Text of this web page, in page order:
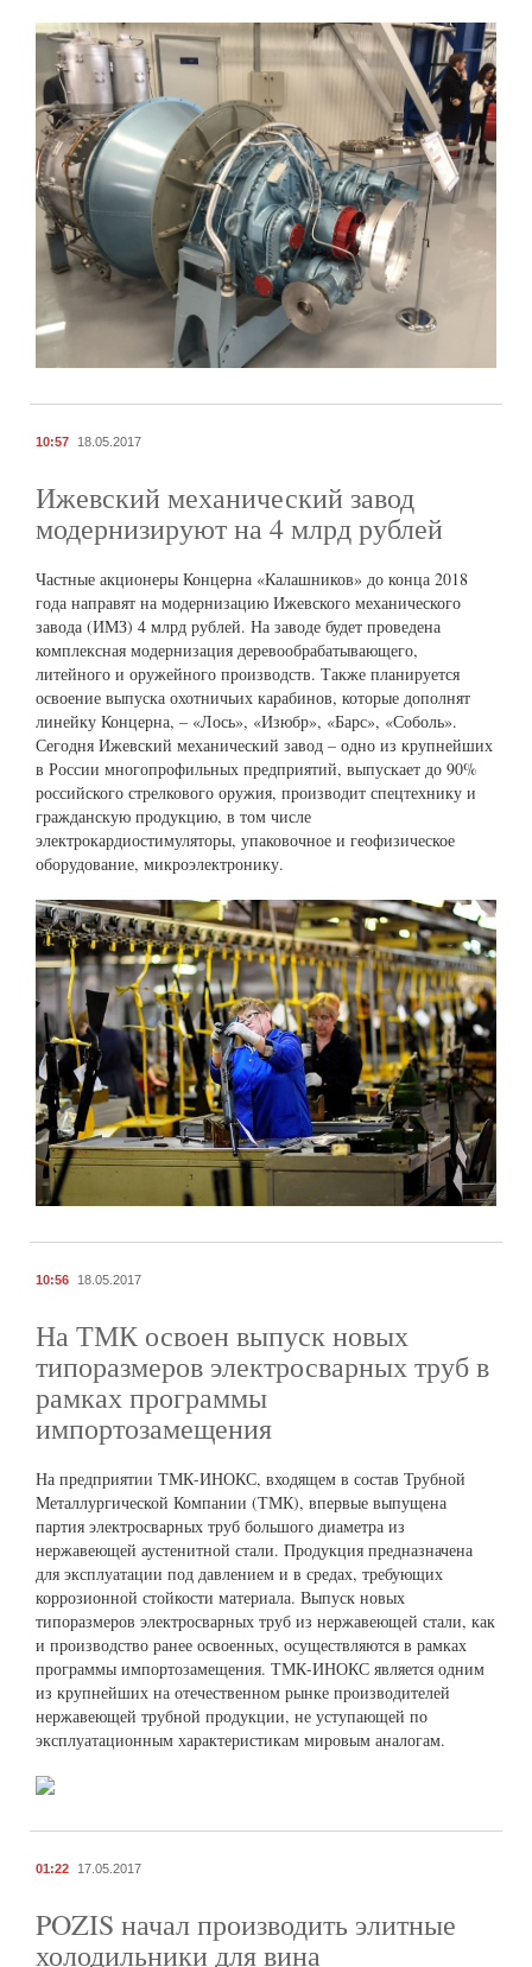
10:57 18.05.2017
Ижевский механический завод
модернизируют на 4 млрд рублей
Частные акционеры Концерна «Калашников» до конца 2018
года направят на модернизацию Ижевского механического
завода (ИМЗ) 4 млрд рублей. На заводе будет проведена
комплексная модернизация деревообрабатывающего,
литейного и оружейного производств. Также планируется
освоение выпуска охотничьих карабинов, которые дополнят
линейку Концерна, – «Лось», «Изюбр», «Барс», «Соболь».
Сегодня Ижевский механический завод – одно из крупнейших
в России многопрофильных предприятий, выпускает до 90%
российского стрелкового оружия, производит спецтехнику и
гражданскую продукцию, в том числе
электрокардиостимуляторы, упаковочное и геофизическое
оборудование, микроэлектронику.
10:56 18.05.2017
На ТМК освоен выпуск новых
типоразмеров электросварных труб в
рамках программы
импортозамещения
На предприятии ТМК-ИНОКС, входящем в состав Трубной
Металлургической Компании (ТМК), впервые выпущена
партия электросварных труб большого диаметра из
нержавеющей аустенитной стали. Продукция предназначена
для эксплуатации под давлением и в средах, требующих
коррозионной стойкости материала. Выпуск новых
типоразмеров электросварных труб из нержавеющей стали, как
и производство ранее освоенных, осуществляются в рамках
программы импортозамещения. ТМК-ИНОКС является одним
из крупнейших на отечественном рынке производителей
нержавеющей трубной продукции, не уступающей по
эксплуатационным характеристикам мировым аналогам.
01:22 17.05.2017
POZIS начал производить элитные
холодильники для вина